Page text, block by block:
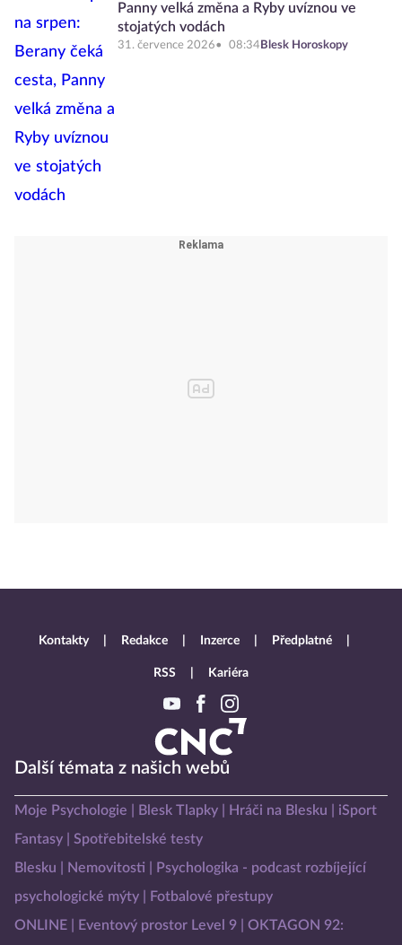
Panny velká změna a Ryby uvíznou ve
stojatých vodách
31. července 2026 08:34 Blesk Horoskopy
Další témata z našich webů
Moje Psychologie Blesk Tlapky Hráči na Blesku
iSport
Fantasy
Spotřebitelské testy
Blesku
Nemovitosti
Psychologika - podcast rozbíjející
psychologické mýty
Fotbalové přestupy
ONLINE
Eventový prostor Level 9
OKTAGON 92:
Kontakty Redakce Inzerce Předplatné
RSS Kariéra